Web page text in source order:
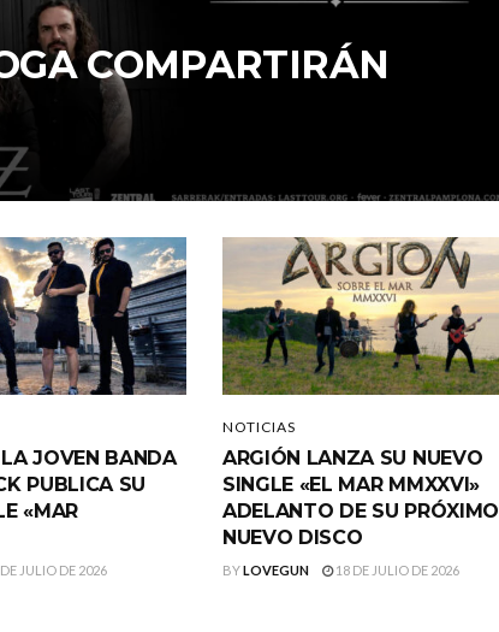
COMPARTIRÁN
JOVEN BANDA
PUBLICA SU
«MAR
JULIO DE 2026
NOTICIAS
ARGIÓN LANZA SU NUEVO
SINGLE «EL MAR MMXXVI»
ADELANTO DE SU PRÓXIMO
NUEVO DISCO
BYLOVEGUN 18 DE JULIO DE 2026